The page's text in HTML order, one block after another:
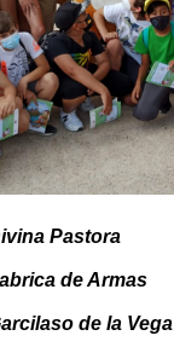
Pastora
de Armas
de la Vega